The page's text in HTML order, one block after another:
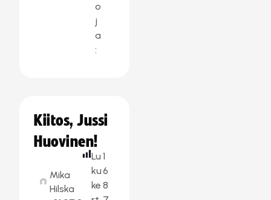
o
j
a
:
Kiitos, Jussi
Huovinen!
Mika
Hilska
Lu
ku
ke
1
6
8